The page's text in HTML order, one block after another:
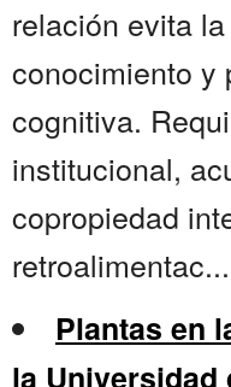
relación evita
conocimiento y
cognitiva.
institucional,
copropiedad
retroalimentac...
Plantas en
la Universidad